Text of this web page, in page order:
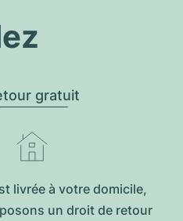
gratuit
livrée à votre domicile,
un droit de retour